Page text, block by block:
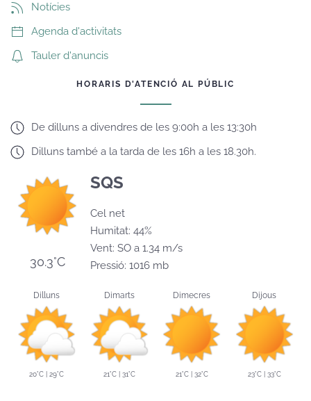
Notícies
Agenda d'activitats
Tauler d'anuncis
HORARIS D'ATENCIÓ AL PÚBLIC
De dilluns a divendres de les 9:00h a les 13:30h
Dilluns també a la tarda de les 16h a les 18.30h.
30.3°C
SQS
Cel net
Humitat: 44%
Vent: SO a 1.34 m/s
Pressió: 1016 mb
Dilluns
20°C | 29°C
Dimarts
21°C | 31°C
Dimecres
21°C | 32°C
Dijous
23°C | 33°C